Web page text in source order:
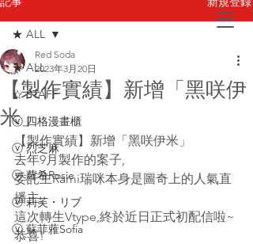
お問い合わせ
★ ALL
☆ STAFF
ⓥ 四格漫畫櫃
ⓥ 烈芝麻
ⓥ 蘿希Rosie
ⓥ 莉芙・リブ
ⓥ 蘇菲蕥Sofia
★ ALL
【製作實績】新增「黑咲伊
米」
Red Soda
2023年3月20日
【製作實績】新增「黑咲伊米」
去年9月製作的案子,
委託主Rami瑞咪本身是圖奇上的人氣直
播主,
這次轉生Vtype,終於近日正式初配信啦~
恭喜!